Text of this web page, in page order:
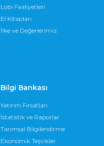
Lobi Faaliyetleri
El Kitapları
İlke ve Değerlerimiz
Bilgi Bankası
Yatırım Fırsatları
İstatistik ve Raporlar
Tarımsal Bilgilendirme
Ekonomik Teşvikler